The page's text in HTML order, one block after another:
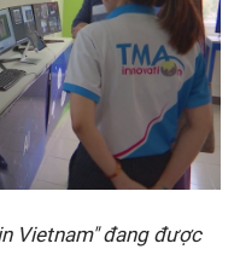
Vietnam" đang được